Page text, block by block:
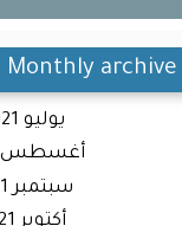
Monthly archive
يوليو 2021
أغسطس 2021
سبتمبر 2021